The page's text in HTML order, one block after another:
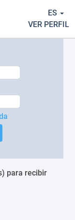
ES
VER PERFIL
para recibir